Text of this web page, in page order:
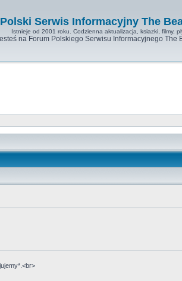
Polski Serwis Informacyjny The
Istnieje od 2001 roku. Codzienna aktualizacja, ksiazki, filmy,
na Forum Polskiego Serwisu Informacyjnego The